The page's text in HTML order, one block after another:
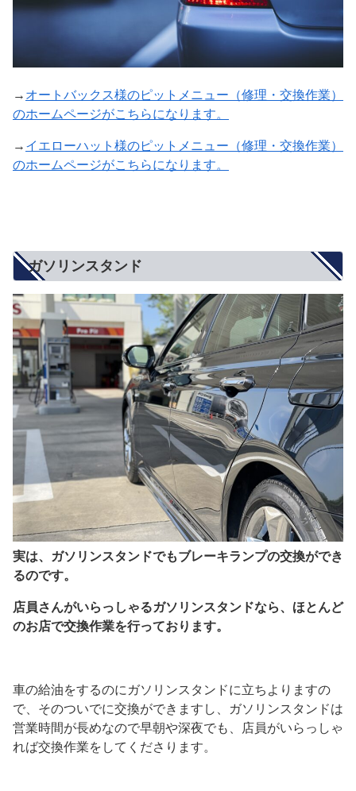
→ オートバックス様のピットメニュー（修理・交換作業）
のホームページがこちらになります。
→ イエローハット様のピットメニュー（修理・交換作業）
のホームページがこちらになります。
ガソリンスタンド
実は、ガソリンスタンドでもブレーキランプの交換ができ
るのです。
店員さんがいらっしゃるガソリンスタンドなら、ほとんど
のお店で交換作業を行っております。
車の給油をするのにガソリンスタンドに立ちよりますの
で、そのついでに交換ができますし、ガソリンスタンドは
営業時間が長めなので早朝や深夜でも、店員がいらっしゃ
れば交換作業をしてくださります。